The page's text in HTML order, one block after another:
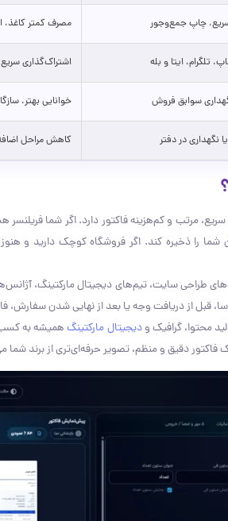
چاپ جمع‌وجور مصرف کمتر کاغذ،
تلگرام، ایتا و بله اشتراک‌گذاری
سوابق فروش خوانایی بهتر،
در دفتر کاهش مراحل
مرتب و کم‌هزینه فاکتور دارد. اگر شما
شما را ذخیره کند. اگر فروشگاه کوچک دارید و هنوز
طراحی سایت، تیم‌های دیجیتال مارکتینگ،
قبل از دریافت وجه یا بعد از نهایی شدن سفارش،
محتوا، گرافیک ودیجیتال مارکتینگهمیشه به
دقیق و منظم، تصویر حرفه‌ای‌تری از برند شما